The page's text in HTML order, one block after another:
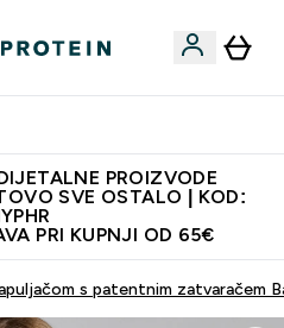
PROIZVODE
SVE OSTALO | KOD:
PRI KUPNJI OD 65€
s patentnim zatvaračem